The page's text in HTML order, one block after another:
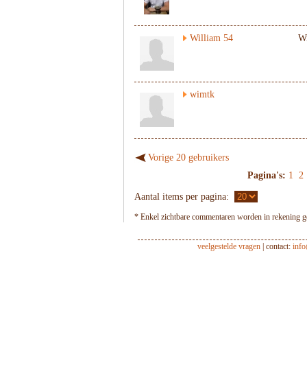
William 54
wimtk
Vorige 20 gebruikers
Pagina's: 1 2
Aantal items per pagina:
* Enkel zichtbare commentaren worden in rekening
veelgestelde vragen | contact: